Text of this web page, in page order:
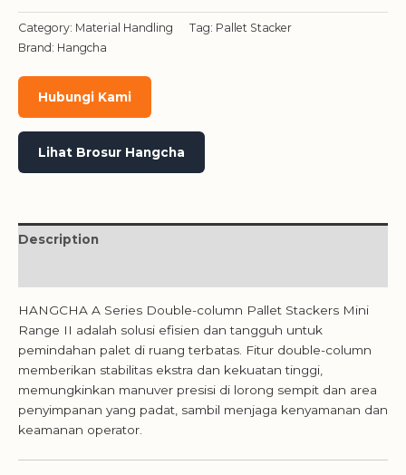
Category: Material Handling Tag: Pallet Stacker
Brand: Hangcha
Hubungi Kami
Lihat Brosur Hangcha
Description
HANGCHA A Series Double-column Pallet Stackers Mini
Range II adalah solusi efisien dan tangguh untuk
pemindahan palet di ruang terbatas. Fitur double-column
memberikan stabilitas ekstra dan kekuatan tinggi,
memungkinkan manuver presisi di lorong sempit dan area
penyimpanan yang padat, sambil menjaga kenyamanan dan
keamanan operator.